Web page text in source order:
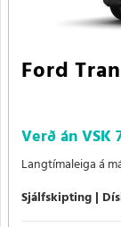
Ford
Verð án VSK
Langtímaleiga á
Sjálfskipting